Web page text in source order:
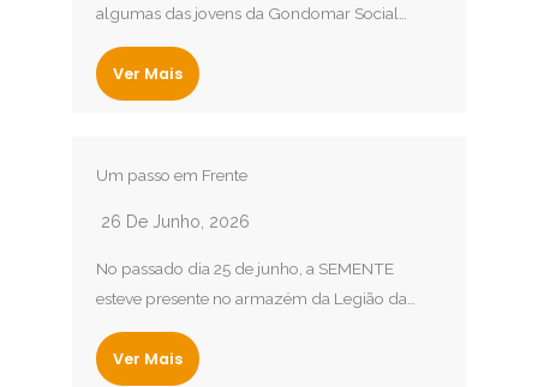
algumas das jovens da Gondomar Social…
Ver Mais
Um passo em Frente
26 De Junho, 2026
No passado dia 25 de junho, a SEMENTE
esteve presente no armazém da Legião da…
Ver Mais